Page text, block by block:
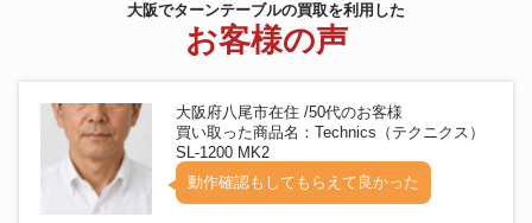
大阪でターンテーブルの買取を利用した
お客様の声
大阪府八尾市在住 /50代のお客様
買い取った商品名：Technics（テクニクス）
SL-1200 MK2
動作確認もしてもらえて良かった